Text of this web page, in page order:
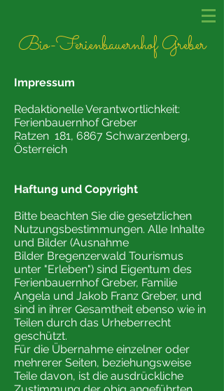
Bio-Ferienbauernhof Greber
Impressum
Redaktionelle Verantwortlichkeit:
Ferienbauernhof Greber
Ratzen 181, 6867 Schwarzenberg,
Österreich
Haftung und Copyright
Bitte beachten Sie die gesetzlichen
Nutzungsbestimmungen. Alle Inhalte
und Bilder (Ausnahme
Bilder Bregenzerwald Tourismus
unter "Erleben") sind Eigentum des
Ferienbauernhof Greber, Familie
Angela und Jakob Franz Greber, und
sind in ihrer Gesamtheit ebenso wie in
Teilen durch das Urheberrecht
geschützt.
Für die Übernahme einzelner oder
mehrerer Seiten, beziehungsweise
Teile davon, ist die ausdrückliche